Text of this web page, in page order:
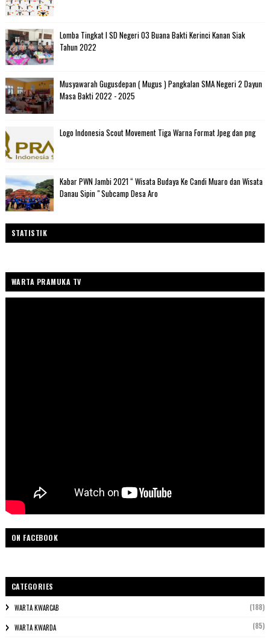
Lomba Tingkat I SD Negeri 03 Buana Bakti Kerinci Kanan Siak
Tahun 2022
Musyawarah Gugusdepan ( Mugus ) Pangkalan SMA Negeri 2 Dayun
Masa Bakti 2022 - 2025
Logo Indonesia Scout Movement Tiga Warna Format Jpeg dan png
Kabar PWN Jambi 2021 “ Wisata Budaya Ke Candi Muaro dan Wisata
Danau Sipin " Subcamp Desa Aro
STATISTIK
WARTA PRAMUKA TV
ON FACEBOOK
CATEGORIES
WARTA KWARCAB (188)
WARTA KWARDA (85)